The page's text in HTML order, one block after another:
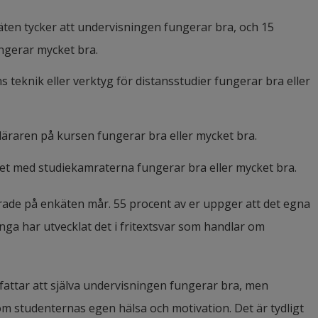
tycker att undervisningen fungerar bra, och 15
mycket bra.
teknik eller verktyg för distansstudier fungerar bra eller
på kursen fungerar bra eller mycket bra.
med studiekamraterna fungerar bra eller mycket bra.
på enkäten mår. 55 procent av er uppger att det egna
har utvecklat det i fritextsvar som handlar om
att själva undervisningen fungerar bra, men
studenternas egen hälsa och motivation. Det är tydligt